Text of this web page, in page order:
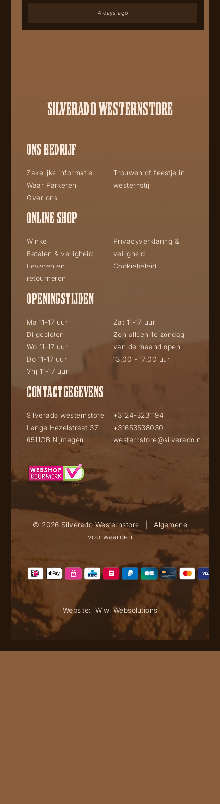
4 days ago
SILVERADO WESTERNSTORE
ONS BEDRIJF
Zakelijke informatie
Waar Parkeren
Over ons
Trouwen of feestje in
westernstijl
ONLINE SHOP
Winkel
Betalen & veiligheid
Leveren en
retourneren
Privacyverklaring &
veiligheid
Cookiebeleid
OPENINGSTIJDEN
Ma 11-17 uur
Di gesloten
Wo 11-17 uur
Do 11-17 uur
Vrij 11-17 uur
Zat 11-17 uur
Zon alleen 1e zondag
van de maand open
13.00 - 17.00 uur
CONTACTGEGEVENS
Silverado westernstore
Lange Hezelstraat 37
6511CB Nijmegen
+3124-3231194
+31653538030
westernstore@silverado.nl
© 2026 Silverado Westernstore
Algemene
voorwaarden
Website: Wiwi Websolutions